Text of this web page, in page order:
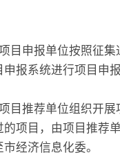
目申报单位按照征集
报系统进行项目申报
目推荐单位组织开展
项目，由项目推荐
经济信息化委。